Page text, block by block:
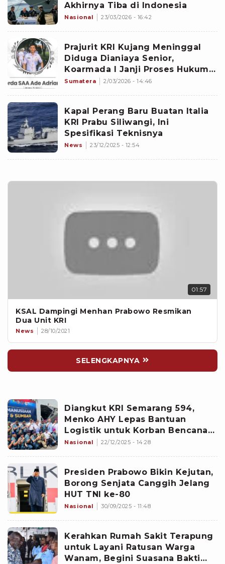
Akhirnya Tiba di Indonesia
Nasional 23/03/2026 - 16:42
Prajurit KRI Kujang Meninggal
Diduga Dianiaya Senior,
Koarmada I Janji Proses Hukum
Terbuka
Sumatera 2/03/2026 - 14:46
Kapal Perang Baru Buatan Italia
KRI Prabu Siliwangi, Ini
Spesifikasi Teknisnya
News 23/12/2025 - 12:54
01:57
KSAL Dampingi Menhan Prabowo Resmikan
Dua Unit KRI
News 28/10/2021
SELENGKAPNYA
Diangkut KRI Semarang 594,
Menko AHY Lepas Bantuan
Logistik untuk Korban Bencana
Sumatera
Nasional 22/12/2025 - 14:28
Presiden Prabowo Bikin Kejutan,
Borong Senjata Canggih Jelang
HUT TNI ke-80
Nasional 30/09/2025 - 11:48
Kerahkan Rumah Sakit Terapung
untuk Layani Ratusan Warga
Wanam, Begini Suasana Bakti